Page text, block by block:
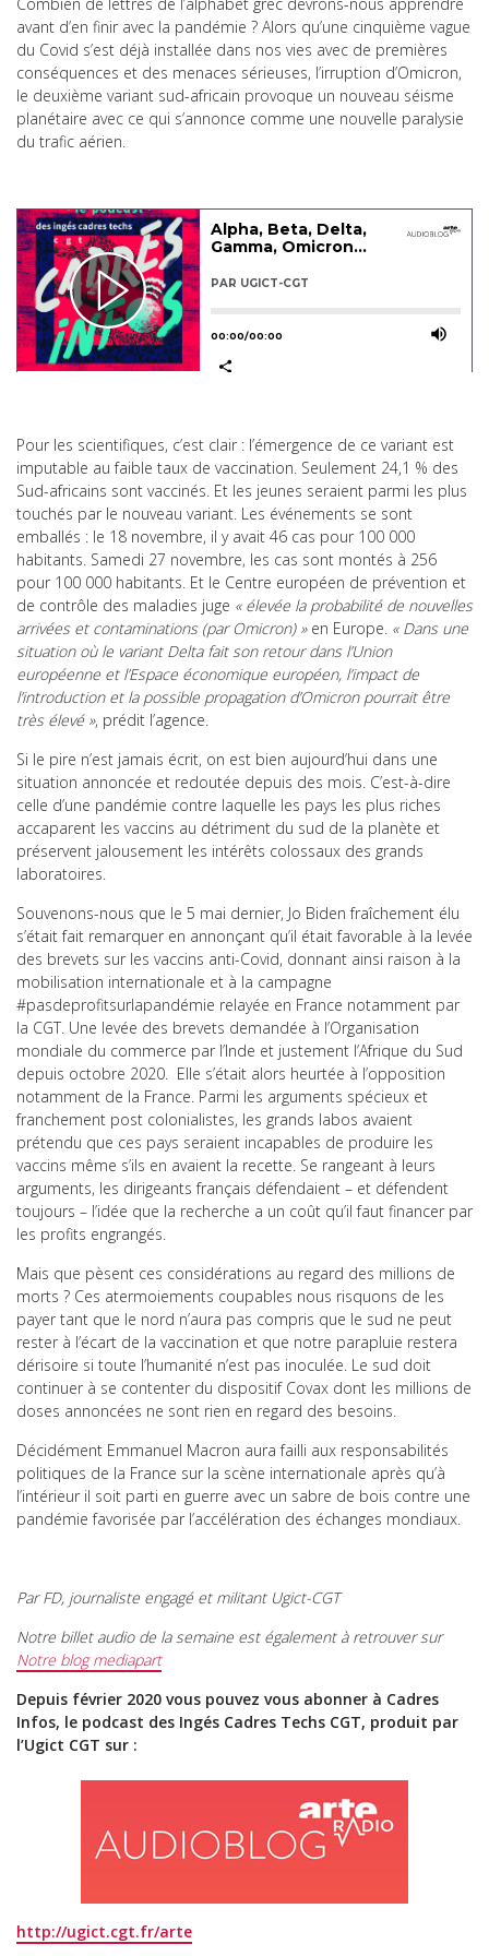
avant d’en finir avec la pandémie ? Alors qu’une cinquième vague
du Covid s’est déjà installée dans nos vies avec de premières
conséquences et des menaces sérieuses, l’irruption d’Omicron,
le deuxième variant sud-africain provoque un nouveau séisme
planétaire avec ce qui s’annonce comme une nouvelle paralysie
du trafic aérien.
Pour les scientifiques, c’est clair : l’émergence de ce variant est
imputable au faible taux de vaccination. Seulement 24,1 % des
Sud-africains sont vaccinés. Et les jeunes seraient parmi les plus
touchés par le nouveau variant. Les événements se sont
emballés : le 18 novembre, il y avait 46 cas pour 100 000
habitants. Samedi 27 novembre, les cas sont montés à 256
pour 100 000 habitants. Et le Centre européen de prévention et
de contrôle des maladies juge « élevée la probabilité de nouvelles
arrivées et contaminations (par Omicron) »en Europe. « Dans une
situation où le variant Delta fait son retour dans l’Union
européenne et l’Espace économique européen, l’impact de
l’introduction et la possible propagation d’Omicron pourrait être
très élevé », prédit l’agence.
Si le pire n’est jamais écrit, on est bien aujourd’hui dans une
situation annoncée et redoutée depuis des mois. C’est-à-dire
celle d’une pandémie contre laquelle les pays les plus riches
accaparent les vaccins au détriment du sud de la planète et
préservent jalousement les intérêts colossaux des grands
laboratoires.
Souvenons-nous que le 5 mai dernier, Jo Biden fraîchement élu
s’était fait remarquer en annonçant qu’il était favorable à la levée
des brevets sur les vaccins anti-Covid, donnant ainsi raison à la
mobilisation internationale et à la campagne
#pasdeprofitsurlapandémie relayée en France notamment par
la CGT. Une levée des brevets demandée à l’Organisation
mondiale du commerce par l’Inde et justement l’Afrique du Sud
depuis octobre 2020. Elle s’était alors heurtée à l’opposition
notamment de la France. Parmi les arguments spécieux et
franchement post colonialistes, les grands labos avaient
prétendu que ces pays seraient incapables de produire les
vaccins même s’ils en avaient la recette. Se rangeant à leurs
arguments, les dirigeants français défendaient – et défendent
toujours – l’idée que la recherche a un coût qu’il faut financer par
les profits engrangés.
Mais que pèsent ces considérations au regard des millions de
morts ? Ces atermoiements coupables nous risquons de les
payer tant que le nord n’aura pas compris que le sud ne peut
rester à l’écart de la vaccination et que notre parapluie restera
dérisoire si toute l’humanité n’est pas inoculée. Le sud doit
continuer à se contenter du dispositif Covax dont les millions de
doses annoncées ne sont rien en regard des besoins.
Décidément Emmanuel Macron aura failli aux responsabilités
politiques de la France sur la scène internationale après qu’à
l’intérieur il soit parti en guerre avec un sabre de bois contre une
pandémie favorisée par l’accélération des échanges mondiaux.
Par FD, journaliste engagé et militant Ugict-CGT
Notre billet audio de la semaine est également à retrouver sur
Notre blog mediapart
Depuis février 2020 vous pouvez vous abonner à Cadres
Infos, le podcast des Ingés Cadres Techs CGT, produit par
l’Ugict CGT sur :
http://ugict.cgt.fr/arte